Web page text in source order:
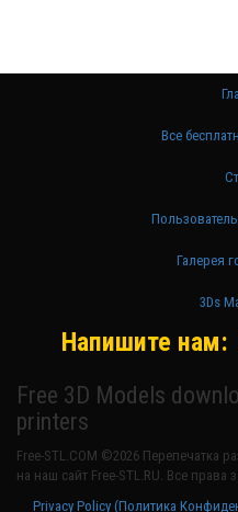
Все
Галерея
3Ds
Напишите нам:
Free 3D Models
printers
Free-STL.COM ©2026 Перепечатка
на наш сайт Free-STL.RU. Все права
Privacy Policy (Политика